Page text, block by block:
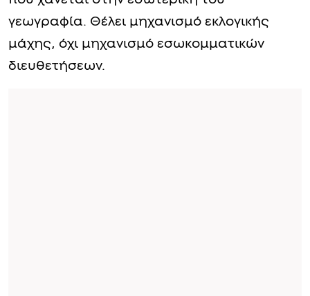
γεωγραφία. Θέλει μηχανισμό εκλογικής
μάχης, όχι μηχανισμό εσωκομματικών
διευθετήσεων.